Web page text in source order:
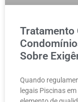
Tratamento
Sobre
Quando
legais Piscinas